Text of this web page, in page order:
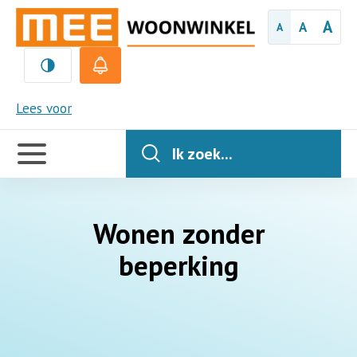
A A A
Lees voor
MEE
Handige
links
Ik zoek...
Wonen zonder
beperking